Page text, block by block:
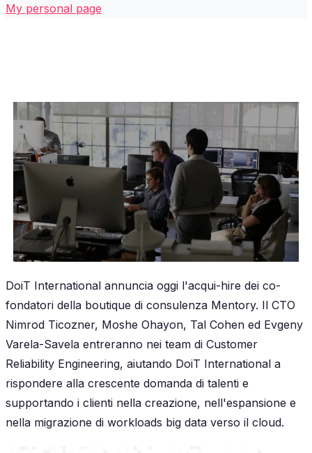
My personal page
DoiT International annuncia oggi l'acqui-hire dei co-
fondatori della boutique di consulenza Mentory. Il CTO
Nimrod Ticozner, Moshe Ohayon, Tal Cohen ed Evgeny
Varela-Savela entreranno nei team di Customer
Reliability Engineering, aiutando DoiT International a
rispondere alla crescente domanda di talenti e
supportando i clienti nella creazione, nell'espansione e
nella migrazione di workloads big data verso il cloud.